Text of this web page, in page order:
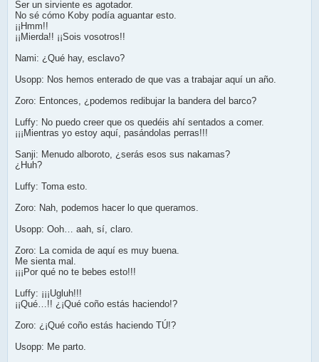
Ser un sirviente es agotador.
No sé cómo Koby podía aguantar esto.
¡¡Hmm!!
¡¡Mierda!! ¡¡Sois vosotros!!
Nami: ¿Qué hay, esclavo?
Usopp: Nos hemos enterado de que vas a trabajar aquí un año.
Zoro: Entonces, ¿podemos redibujar la bandera del barco?
Luffy: No puedo creer que os quedéis ahí sentados a comer.
¡¡¡Mientras yo estoy aquí, pasándolas perras!!!
Sanji: Menudo alboroto, ¿serás esos sus nakamas?
¿Huh?
Luffy: Toma esto.
Zoro: Nah, podemos hacer lo que queramos.
Usopp: Ooh… aah, sí, claro.
Zoro: La comida de aquí es muy buena.
Me sienta mal.
¡¡¡Por qué no te bebes esto!!!
Luffy: ¡¡¡Ugluh!!!
¡¡Qué…!! ¿¡Qué coño estás haciendo!?
Zoro: ¿¡Qué coño estás haciendo TÚ!?
Usopp: Me parto.